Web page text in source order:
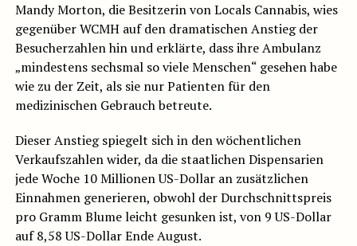
Mandy Morton, die Besitzerin von Locals Cannabis, wies
gegenüber WCMH auf den dramatischen Anstieg der
Besucherzahlen hin und erklärte, dass ihre Ambulanz
„mindestens sechsmal so viele Menschen“ gesehen habe
wie zu der Zeit, als sie nur Patienten für den
medizinischen Gebrauch betreute.
Dieser Anstieg spiegelt sich in den wöchentlichen
Verkaufszahlen wider, da die staatlichen Dispensarien
jede Woche 10 Millionen US-Dollar an zusätzlichen
Einnahmen generieren, obwohl der Durchschnittspreis
pro Gramm Blume leicht gesunken ist, von 9 US-Dollar
auf 8,58 US-Dollar Ende August.